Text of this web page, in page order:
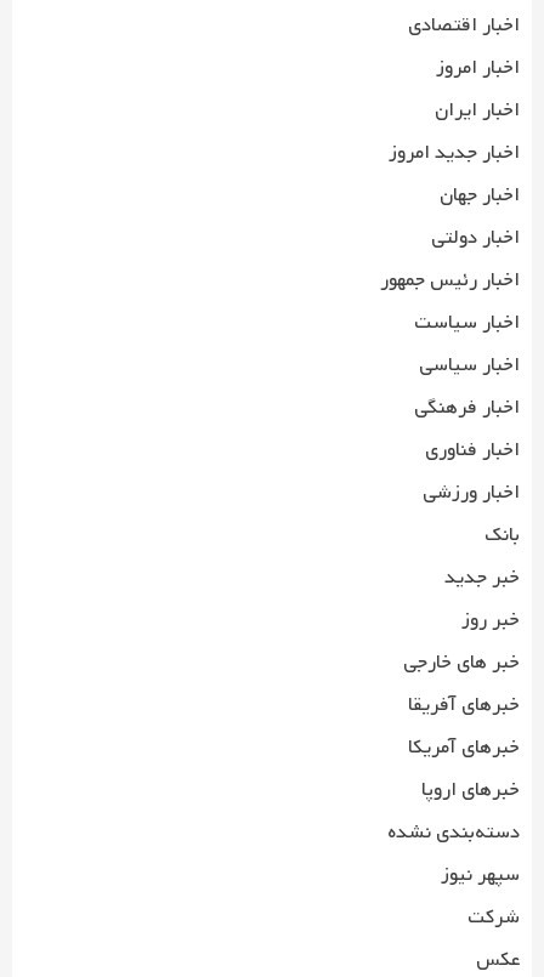
اخبار اقتصادی
اخبار امروز
اخبار ایران
اخبار جدید امروز
اخبار جهان
اخبار دولتی
اخبار رئیس جمهور
اخبار سیاست
اخبار سیاسی
اخبار فرهنگی
اخبار فناوری
اخبار ورزشی
بانک
خبر جدید
خبر روز
خبر های خارجی
خبرهای آفریقا
خبرهای آمریکا
خبرهای اروپا
دسته‌بندی نشده
سپهر نیوز
شرکت
عکس